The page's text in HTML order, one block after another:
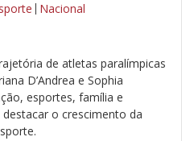
Nacional
de atletas paralímpicas
D’Andrea e Sophia
esportes, família e
o crescimento da